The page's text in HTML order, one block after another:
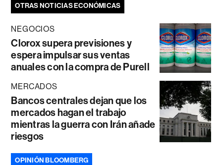
OTRAS NOTICIAS ECONÓMICAS
NEGOCIOS
Clorox supera previsiones y
espera impulsar sus ventas
anuales con la compra de Purell
MERCADOS
Bancos centrales dejan que los
mercados hagan el trabajo
mientras la guerra con Irán añade
riesgos
OPINIÓN BLOOMBERG